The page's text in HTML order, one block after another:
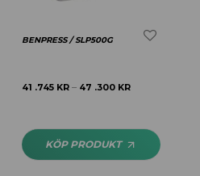
BENPRESS / SLP500G
41 .745 KR – 47 .300 KR
KÖP PRODUKT